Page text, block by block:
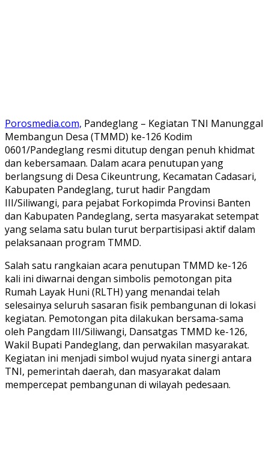
Porosmedia.com, Pandeglang – Kegiatan TNI Manunggal
Membangun Desa (TMMD) ke-126 Kodim
0601/Pandeglang resmi ditutup dengan penuh khidmat
dan kebersamaan. Dalam acara penutupan yang
berlangsung di Desa Cikeuntrung, Kecamatan Cadasari,
Kabupaten Pandeglang, turut hadir Pangdam
III/Siliwangi, para pejabat Forkopimda Provinsi Banten
dan Kabupaten Pandeglang, serta masyarakat setempat
yang selama satu bulan turut berpartisipasi aktif dalam
pelaksanaan program TMMD.
Salah satu rangkaian acara penutupan TMMD ke-126
kali ini diwarnai dengan simbolis pemotongan pita
Rumah Layak Huni (RLTH) yang menandai telah
selesainya seluruh sasaran fisik pembangunan di lokasi
kegiatan. Pemotongan pita dilakukan bersama-sama
oleh Pangdam III/Siliwangi, Dansatgas TMMD ke-126,
Wakil Bupati Pandeglang, dan perwakilan masyarakat.
Kegiatan ini menjadi simbol wujud nyata sinergi antara
TNI, pemerintah daerah, dan masyarakat dalam
mempercepat pembangunan di wilayah pedesaan.